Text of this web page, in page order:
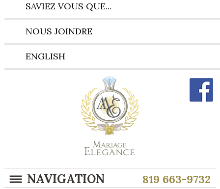
SAVIEZ VOUS QUE...
NOUS JOINDRE
ENGLISH
NAVIGATION 819 663-9732